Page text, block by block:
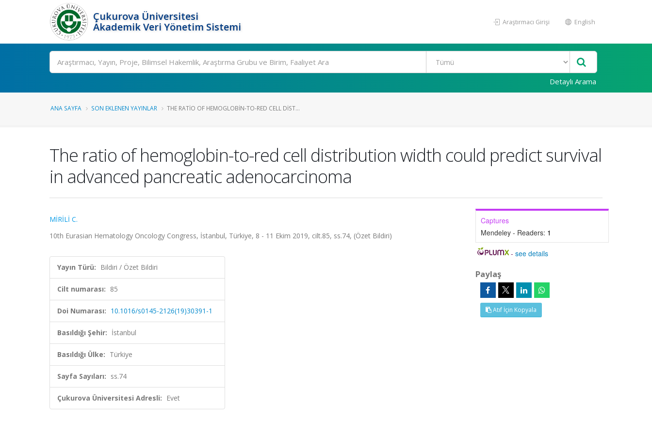
Çukurova Üniversitesi
Akademik Veri Yönetim Sistemi
Araştırmacı Girişi English
Ara
Detaylı Arama
ANA SAYFA SON EKLENEN YAYINLAR THE RATIO OF HEMOGLOBIN-TO-RED CELL DIST...
The ratio of hemoglobin-to-red cell distribution width could predict survival
in advanced pancreatic adenocarcinoma
MİRİLİ C.
10th Eurasian Hematology Oncology Congress, İstanbul, Türkiye, 8 - 11 Ekim 2019, cilt.85, ss.74, (Özet Bildiri)
Yayın Türü: Bildiri / Özet Bildiri
Cilt numarası: 85
Doi Numarası: 10.1016/s0145-2126(19)30391-1
Basıldığı Şehir: İstanbul
Basıldığı Ülke: Türkiye
Sayfa Sayıları: ss.74
Çukurova Üniversitesi Adresli: Evet
Captures
Mendeley - Readers: 1
-see details
Paylaş
Atıf İçin Kopyala